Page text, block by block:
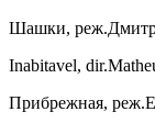
Шашки,
Inabitavel,
Прибрежная,